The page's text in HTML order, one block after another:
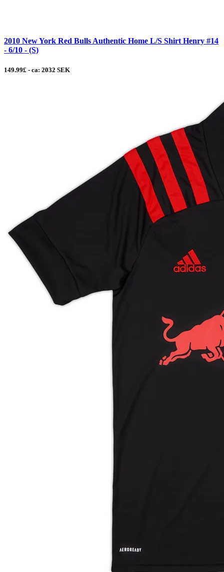
2010 New York Red Bulls Authentic Home L/S Shirt Henry #14
- 6/10 - (S)
149.99£ - ca: 2032 SEK